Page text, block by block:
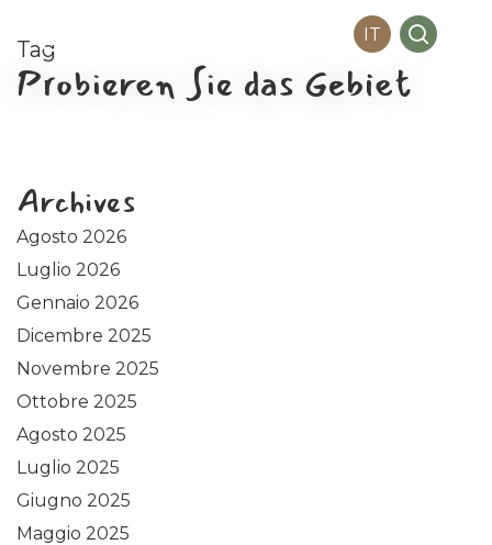
main
content
IT search
Tag
Probieren Sie das Gebiet
Archives
Agosto 2026
Luglio 2026
Gennaio 2026
Dicembre 2025
Novembre 2025
Ottobre 2025
Agosto 2025
Luglio 2025
Giugno 2025
Maggio 2025